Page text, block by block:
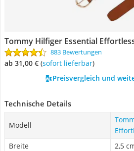
Tommy Hilfiger Essential
883 Bewertungen
ab 31,00 € ( Sofort lieferbar)
Preisvergleich und
Technische Details
Modell
Breite
2,5